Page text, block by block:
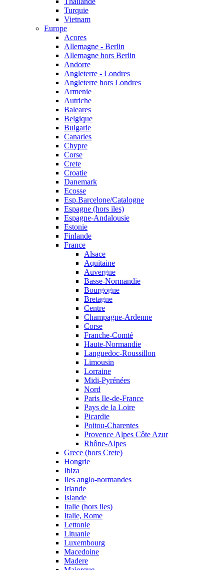
Turquie
Vietnam
Europe
Acores
Allemagne - Berlin
Allemagne hors Berlin
Andorre
Angleterre - Londres
Angleterre hors Londres
Armenie
Autriche
Baleares
Belgique
Bulgarie
Canaries
Chypre
Corse
Crete
Croatie
Danemark
Ecosse
Esp.Barcelone/Catalogne
Espagne (hors iles)
Espagne-Andalousie
Estonie
Finlande
France
Alsace
Aquitaine
Auvergne
Basse-Normandie
Bourgogne
Bretagne
Centre
Champagne-Ardenne
Corse
Franche-Comté
Haute-Normandie
Languedoc-Roussillon
Limousin
Lorraine
Midi-Pyrénées
Nord
Paris Ile-de-France
Pays de la Loire
Picardie
Poitou-Charentes
Provence Alpes Côte Azur
Rhône-Alpes
Grece (hors Crete)
Hongrie
Ibiza
Iles anglo-normandes
Irlande
Islande
Italie (hors iles)
Italie, Rome
Lettonie
Lituanie
Luxembourg
Macedoine
Madere